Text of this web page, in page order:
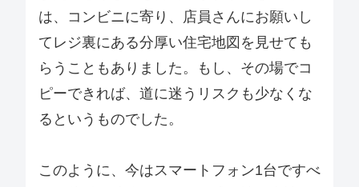
は、コンビニに寄り、店員さんにお願いし
てレジ裏にある分厚い住宅地図を見せても
らうこともありました。もし、その場でコ
ピーできれば、道に迷うリスクも少なくな
るというものでした。
このように、今はスマートフォン1台ですべ